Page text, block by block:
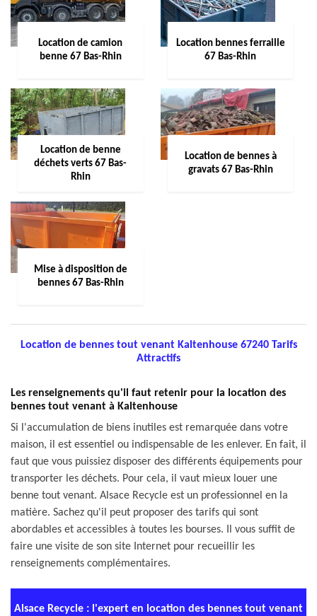
Location de camion
benne 67 Bas-Rhin
Location bennes ferraille
67 Bas-Rhin
Location de benne
déchets verts 67 Bas-
Rhin
Location de bennes à
gravats 67 Bas-Rhin
Mise à disposition de
bennes 67 Bas-Rhin
Location de bennes tout venant Kaltenhouse 67240 Tarifs
Attractifs
Les renseignements qu'il faut retenir pour la location des
bennes tout venant à Kaltenhouse
Si l'accumulation de biens inutiles est remarquée dans votre
maison, il est essentiel ou indispensable de les enlever. En fait, il
faut que vous puissiez disposer des différents équipements pour
transporter les déchets. Pour cela, il vaut mieux louer une
benne tout venant. Alsace Recycle est un professionnel en la
matière. Sachez qu'il peut proposer des tarifs qui sont
abordables et accessibles à toutes les bourses. Il vous suffit de
faire une visite de son site Internet pour recueillir les
renseignements complémentaires.
Alsace Recycle : l'expert en location des bennes tout venant